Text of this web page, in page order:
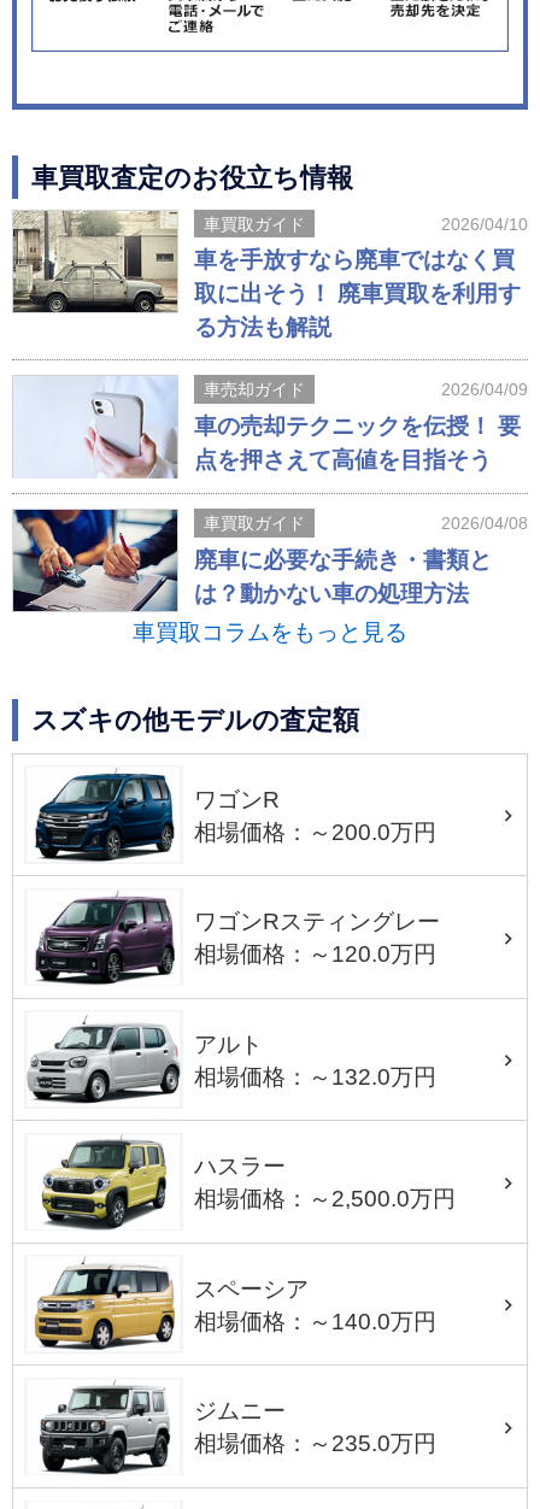
車買取査定のお役立ち情報
車買取ガイド 2026/04/10
車を手放すなら廃車ではなく買
取に出そう！ 廃車買取を利用す
る方法も解説
車売却ガイド 2026/04/09
車の売却テクニックを伝授！ 要
点を押さえて高値を目指そう
車買取ガイド 2026/04/08
廃車に必要な手続き・書類と
は？動かない車の処理方法
車買取コラムをもっと見る
スズキの他モデルの査定額
ワゴンR
相場価格：～200.0万円
ワゴンRスティングレー
相場価格：～120.0万円
アルト
相場価格：～132.0万円
ハスラー
相場価格：～2,500.0万円
スペーシア
相場価格：～140.0万円
ジムニー
相場価格：～235.0万円